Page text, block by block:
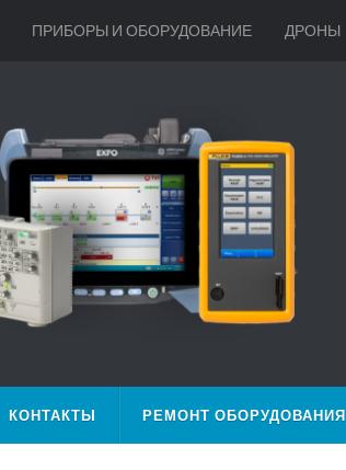
ПРИБОРЫ И ОБОРУДОВАНИЕ ДРОНЫ
КОНТАКТЫ РЕМОНТ ОБОРУДОВАНИЯ